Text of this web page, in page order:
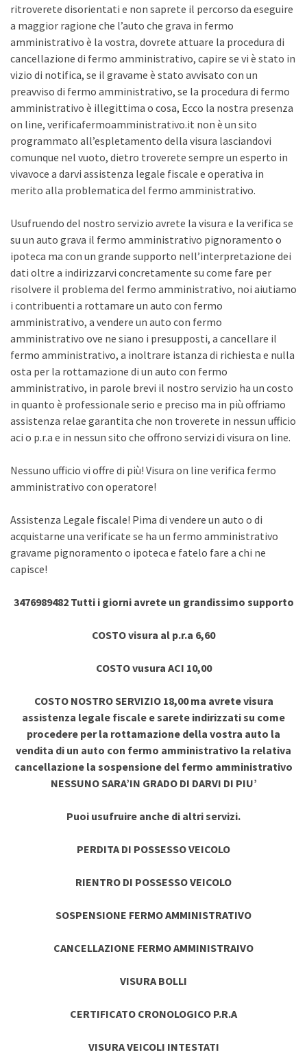
ritroverete disorientati e non saprete il percorso da eseguire
a maggior ragione che l’auto che grava in fermo
amministrativo è la vostra, dovrete attuare la procedura di
cancellazione di fermo amministrativo, capire se vi è stato in
vizio di notifica, se il gravame è stato avvisato con un
preavviso di fermo amministrativo, se la procedura di fermo
amministrativo è illegittima o cosa, Ecco la nostra presenza
on line, verificafermoamministrativo.it non è un sito
programmato all’espletamento della visura lasciandovi
comunque nel vuoto, dietro troverete sempre un esperto in
vivavoce a darvi assistenza legale fiscale e operativa in
merito alla problematica del fermo amministrativo.
Usufruendo del nostro servizio avrete la visura e la verifica se
su un auto grava il fermo amministrativo pignoramento o
ipoteca ma con un grande supporto nell’interpretazione dei
dati oltre a indirizzarvi concretamente su come fare per
risolvere il problema del fermo amministrativo, noi aiutiamo
i contribuenti a rottamare un auto con fermo
amministrativo, a vendere un auto con fermo
amministrativo ove ne siano i presupposti, a cancellare il
fermo amministrativo, a inoltrare istanza di richiesta e nulla
osta per la rottamazione di un auto con fermo
amministrativo, in parole brevi il nostro servizio ha un costo
in quanto è professionale serio e preciso ma in più offriamo
assistenza relae garantita che non troverete in nessun ufficio
aci o p.r.a e in nessun sito che offrono servizi di visura on line.
Nessuno ufficio vi offre di più! Visura on line verifica fermo
amministrativo con operatore!
Assistenza Legale fiscale! Pima di vendere un auto o di
acquistarne una verificate se ha un fermo amministrativo
gravame pignoramento o ipoteca e fatelo fare a chi ne
capisce!
3476989482 Tutti i giorni avrete un grandissimo supporto
COSTO visura al p.r.a 6,60
COSTO vusura ACI 10,00
COSTO NOSTRO SERVIZIO 18,00 ma avrete visura
assistenza legale fiscale e sarete indirizzati su come
procedere per la rottamazione della vostra auto la
vendita di un auto con fermo amministrativo la relativa
cancellazione la sospensione del fermo amministrativo
NESSUNO SARA’IN GRADO DI DARVI DI PIU’
Puoi usufruire anche di altri servizi.
PERDITA DI POSSESSO VEICOLO
RIENTRO DI POSSESSO VEICOLO
SOSPENSIONE FERMO AMMINISTRATIVO
CANCELLAZIONE FERMO AMMINISTRAIVO
VISURA BOLLI
CERTIFICATO CRONOLOGICO P.R.A
VISURA VEICOLI INTESTATI